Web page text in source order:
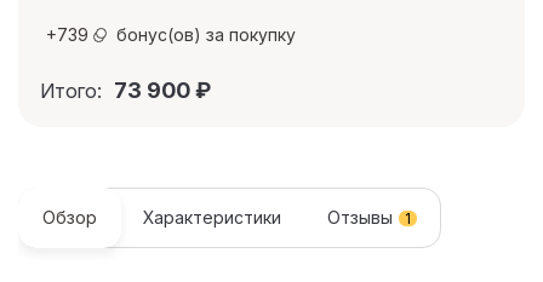
+739 бонус(ов) за покупку
Итого: 73 900₽
Обзор Характеристики Отзывы 1